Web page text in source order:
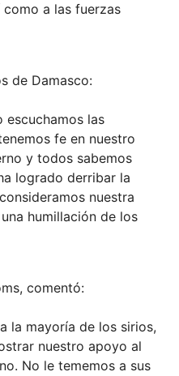
a las fuerzas
de Damasco:
escuchamos las
fe en nuestro
y todos sabemos
logrado derribar la
nuestra
humillación de los
comentó:
la mayoría de los sirios,
nuestro apoyo al
No le tememos a sus